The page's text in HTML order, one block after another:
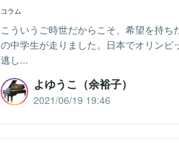
コラム
こういうご時世だからこそ、希望を持
の中学生が走りました。日本でオリン
逃し...
よゆうこ（余裕子）
2021/06/19 19:46